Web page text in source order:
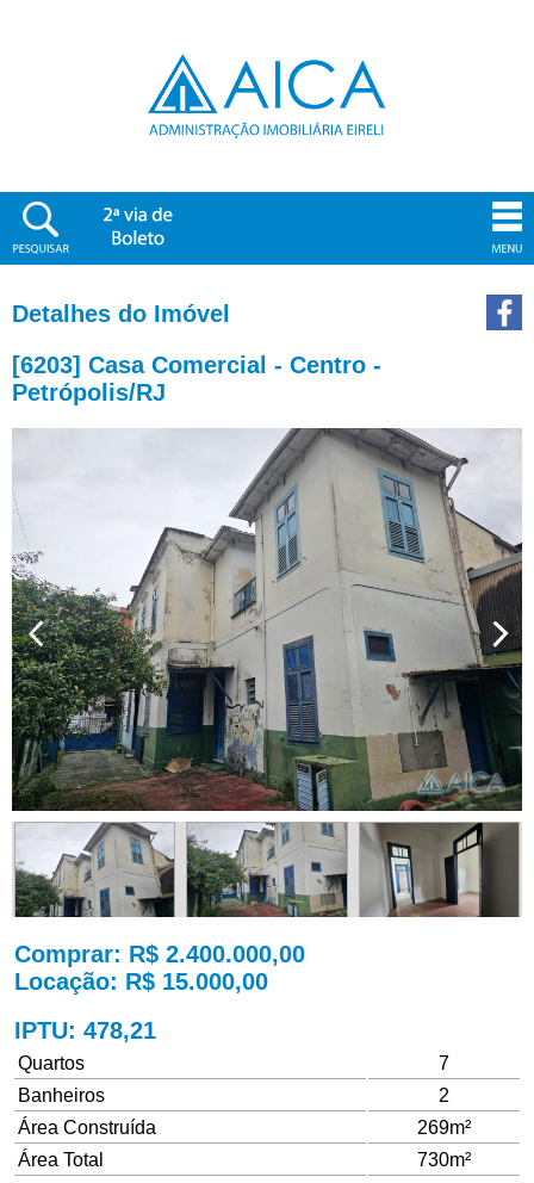
Detalhes do Imóvel
[6203] Casa Comercial - Centro -
Petrópolis/RJ
Comprar: R$ 2.400.000,00
Locação: R$ 15.000,00
IPTU: 478,21
Quartos
7
Banheiros
2
Área Construída
269m²
Área Total
730m²